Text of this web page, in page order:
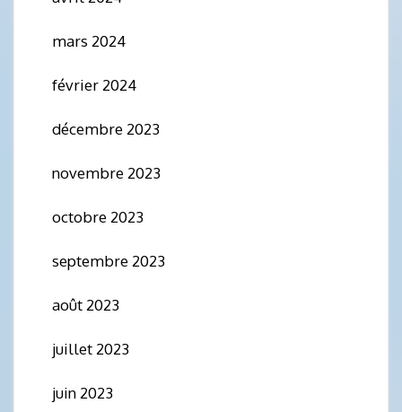
mars 2024
février 2024
décembre 2023
novembre 2023
octobre 2023
septembre 2023
août 2023
juillet 2023
juin 2023